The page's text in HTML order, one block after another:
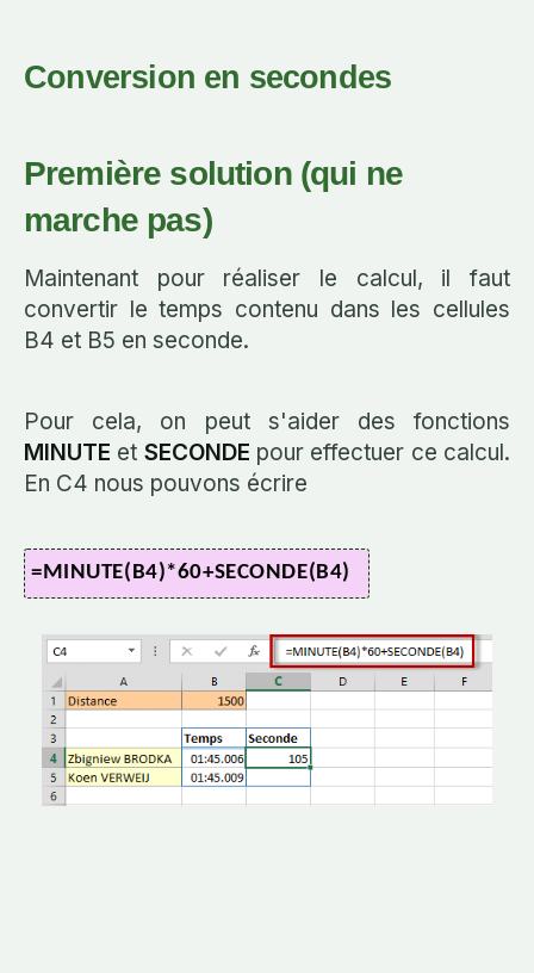
Conversion en secondes
Première solution (qui ne
marche pas)
Maintenant pour réaliser le calcul, il faut
convertir le temps contenu dans les cellules
B4 et B5 en seconde.
Pour cela, on peut s'aider des fonctions
MINUTE et SECONDE pour effectuer ce calcul.
En C4 nous pouvons écrire
=MINUTE(B4)*60+SECONDE(B4)